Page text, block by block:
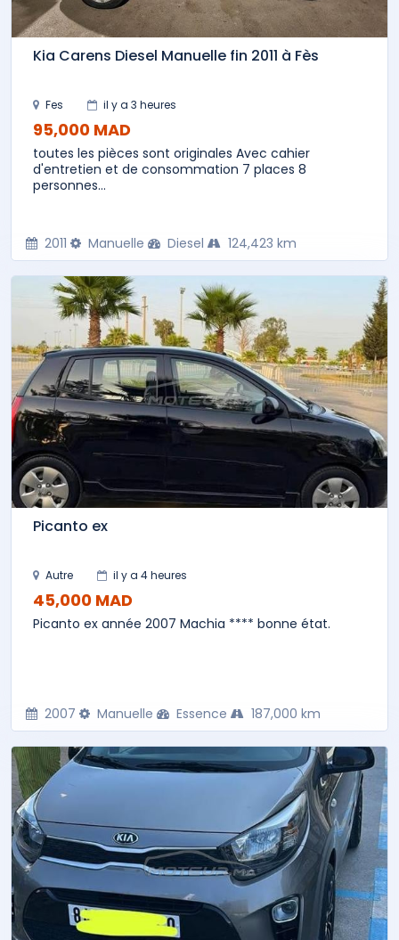
Kia Carens Diesel Manuelle fin 2011 à Fès
Fes il y a 3 heures
95,000 MAD
toutes les pièces sont originales Avec cahier
d'entretien et de consommation 7 places 8
personnes...
2011 Manuelle Diesel 124,423 km
Picanto ex
Autre il y a 4 heures
45,000 MAD
Picanto ex année 2007 Machia **** bonne état.
2007 Manuelle Essence 187,000 km